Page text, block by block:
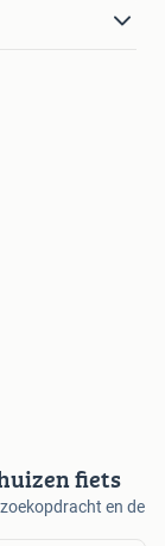
fiets
en de